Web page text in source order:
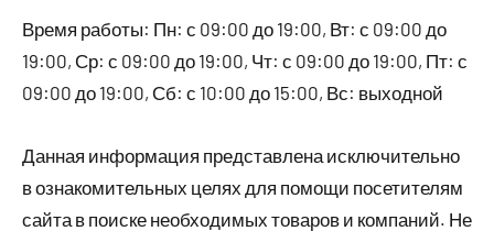
Время работы: Пн: с 09:00 до 19:00, Вт: с 09:00 до
19:00, Ср: с 09:00 до 19:00, Чт: с 09:00 до 19:00, Пт: с
09:00 до 19:00, Сб: с 10:00 до 15:00, Вс: выходной
Данная информация представлена исключительно
в ознакомительных целях для помощи посетителям
сайта в поиске необходимых товаров и компаний. Не